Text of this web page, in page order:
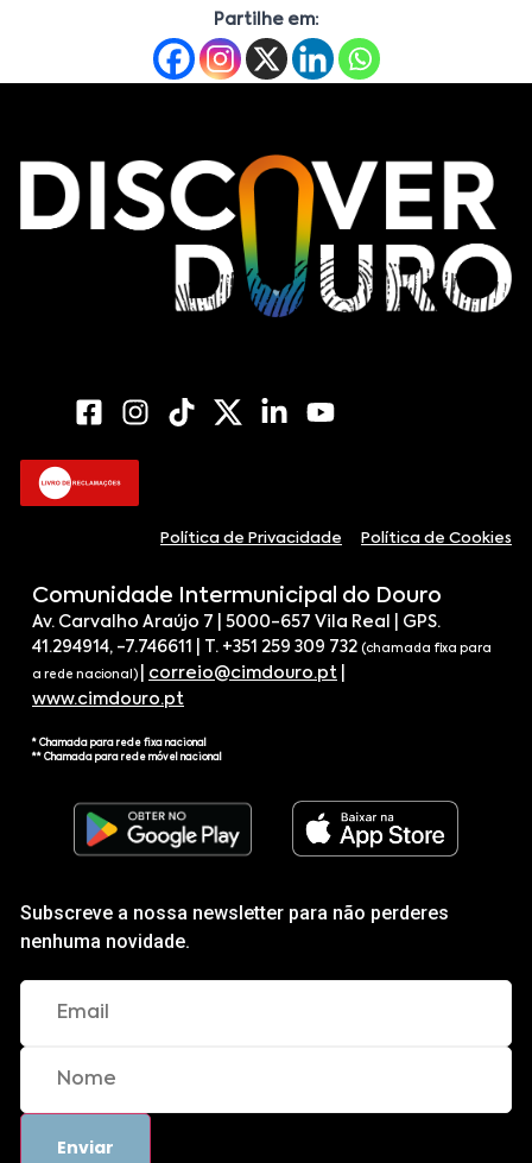
Partilhe em:
Política de Privacidade Política de Cookies
Comunidade Intermunicipal do Douro
Av. Carvalho Araújo 7 | 5000-657 Vila Real | GPS.
41.294914, -7.746611 | T. +351 259 309 732 (chamada fixa para
a rede nacional) correio@cimdouro.pt
www.cimdouro.pt
* Chamada para rede fixa nacional
** Chamada para rede móvel nacional
Subscreve a nossa newsletter para não perderes
nenhuma novidade.